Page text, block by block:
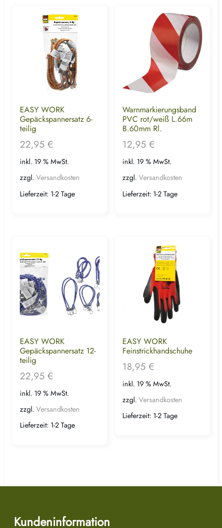
EASY WORK
Gepäckspannersatz 6-
teilig
22,95 €
inkl. 19 % MwSt.
zzgl. Versandkosten
Lieferzeit: 1-2 Tage
Warnmarkierungsband
PVC rot/weiß L.66m
B.60mm Rl.
12,95 €
inkl. 19 % MwSt.
zzgl. Versandkosten
Lieferzeit: 1-2 Tage
EASY WORK
Gepäckspannersatz 12-
teilig
22,95 €
inkl. 19 % MwSt.
zzgl. Versandkosten
Lieferzeit: 1-2 Tage
EASY WORK
Feinstrickhandschuhe
18,95 €
inkl. 19 % MwSt.
zzgl. Versandkosten
Lieferzeit: 1-2 Tage
Kundeninformation